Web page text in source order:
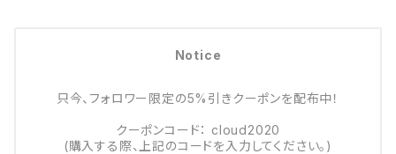
Notice
只今、フォロワー限定の5%引きクーポンを配布中！
クーポンコード： cloud2020
(購入する際、上記のコードを入力してください。)